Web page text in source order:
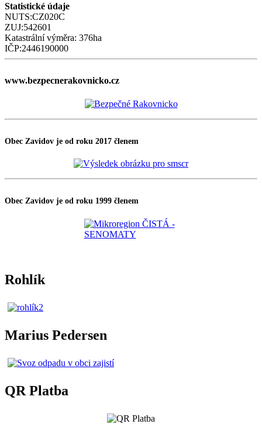
Statistické údaje
NUTS:CZ020C
ZUJ:542601
Katastrální výměra: 376ha
IČP:2446190000
www.bezpecnerakovnicko.cz
Obec Zavidov je od roku 2017 členem
Obec Zavidov je od roku 1999 členem
Rohlík
Marius Pedersen
QR Platba